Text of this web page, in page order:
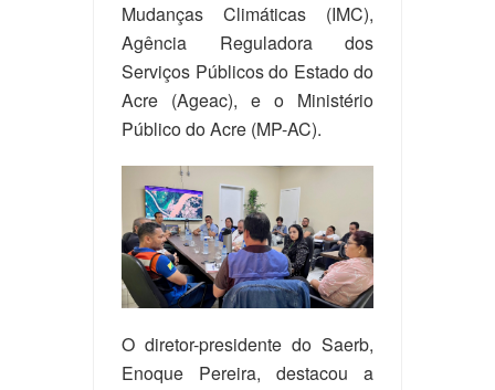
Mudanças Climáticas (IMC),
Agência Reguladora dos
Serviços Públicos do Estado do
Acre (Ageac), e o Ministério
Público do Acre (MP-AC).
O diretor-presidente do Saerb,
Enoque Pereira, destacou a